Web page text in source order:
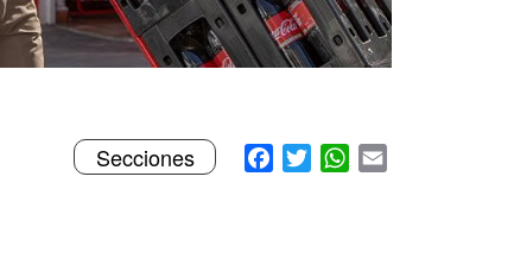
Facebook
TwitterWhatsApp
Toggle
navigation
Secciones